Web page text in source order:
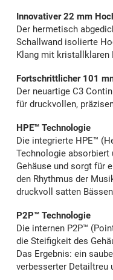
Innovativer 22 mm
Der hermetisch
Schallwand isolierte
Klang mit kristallklaren
Fortschrittlicher 101
Der neuartige C3
für druckvollen,
HPE™ Technologie
Die integrierte HPE™
Technologie absorbiert
Gehäuse und sorgt für
den Rhythmus der
druckvoll satten
P2P™ Technologie
Die internen P2P™
die Steifigkeit des
Das Ergebnis: ein
verbesserter Detailtreu